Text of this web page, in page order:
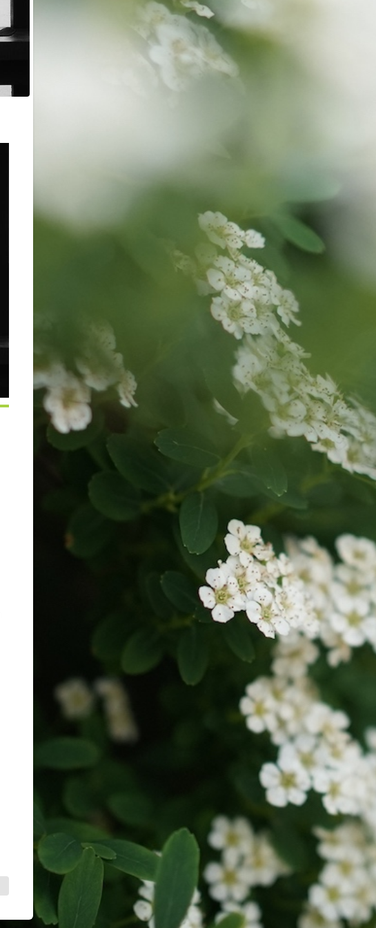
Outlook Live